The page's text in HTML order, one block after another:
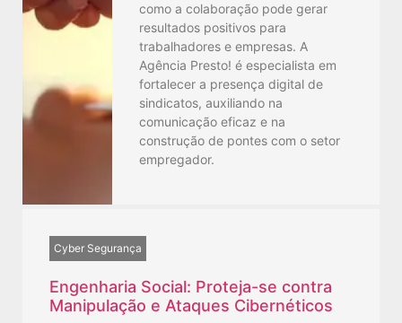
como a colaboração pode gerar
resultados positivos para
trabalhadores e empresas. A
Agência Presto! é especialista em
fortalecer a presença digital de
sindicatos, auxiliando na
comunicação eficaz e na
construção de pontes com o setor
empregador.
Cyber Segurança
Engenharia Social: Proteja-se contra
Manipulação e Ataques Cibernéticos